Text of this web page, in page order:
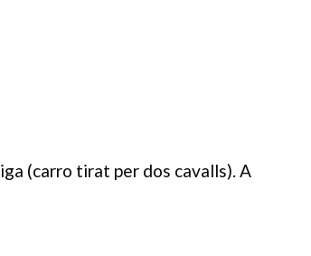
(carro tirat per dos cavalls). A